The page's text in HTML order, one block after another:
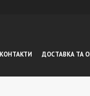
КОНТАКТИ ДОСТАВКА ТА